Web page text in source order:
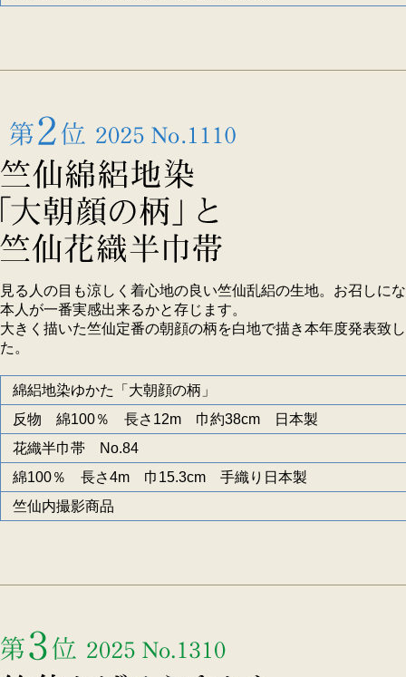
見る人の目も涼しく着心地の良い竺仙乱絽の生地。お召しに
本人が一番実感出来るかと存じます。
大きく描いた竺仙定番の朝顔の柄を白地で描き本年度発表致
た。
綿絽地染ゆかた「大朝顔の柄」
反物 綿100％ 長さ12m 巾約38cm 日本製
花織半巾帯 No.84
綿100％ 長さ4m 巾15.3cm 手織り日本製
竺仙内撮影商品